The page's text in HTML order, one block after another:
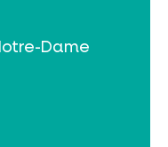
ligneDame